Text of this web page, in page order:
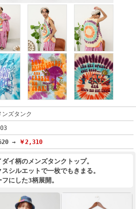
ンズタンク
→ ￥2,310
イ柄のメンズタンクトップ。
シルエットで一枚でもきまる。
にした3柄展開。